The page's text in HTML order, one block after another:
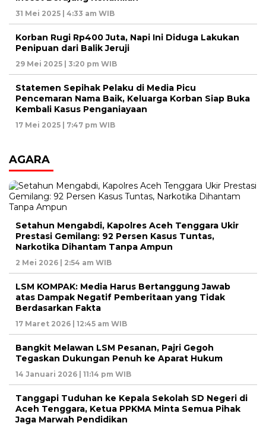
31 Mei 2025 | 4:33 am WIB
Korban Rugi Rp400 Juta, Napi Ini Diduga Lakukan
Penipuan dari Balik Jeruji
29 Mei 2025 | 3:20 pm WIB
Statemen Sepihak Pelaku di Media Picu
Pencemaran Nama Baik, Keluarga Korban Siap Buka
Kembali Kasus Penganiayaan
17 Mei 2025 | 7:47 pm WIB
AGARA
Setahun Mengabdi, Kapolres Aceh Tenggara Ukir
Prestasi Gemilang: 92 Persen Kasus Tuntas,
Narkotika Dihantam Tanpa Ampun
2 Mei 2026 | 2:54 am WIB
LSM KOMPAK: Media Harus Bertanggung Jawab
atas Dampak Negatif Pemberitaan yang Tidak
Berdasarkan Fakta
17 Maret 2026 | 12:45 am WIB
Bangkit Melawan LSM Pesanan, Pajri Gegoh
Tegaskan Dukungan Penuh ke Aparat Hukum
14 Januari 2026 | 11:14 pm WIB
Tanggapi Tuduhan ke Kepala Sekolah SD Negeri di
Aceh Tenggara, Ketua PPKMA Minta Semua Pihak
Jaga Marwah Pendidikan